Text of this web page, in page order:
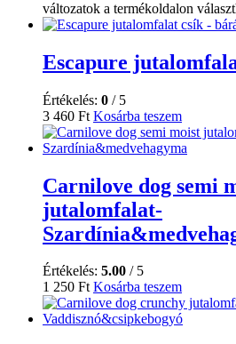
változatok a termékoldalon
Escapure
Értékelés: 0 / 5
3 460 Ft Kosárba teszem
Carnilove dog semi
jutalomfalat-
Értékelés: 5.00 / 5
1 250 Ft Kosárba teszem